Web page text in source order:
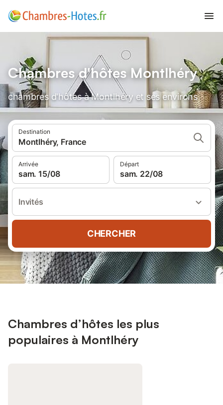
Chambres d'hôtes Montlhéry
chambres d'hôtes à Montlhéry et ses environs
Destination
Montlhéry, France
Arrivée
sam. 15/08
Départ
sam. 22/08
Invités
CHERCHER
Chambres d’hôtes les plus
populaires à Montlhéry